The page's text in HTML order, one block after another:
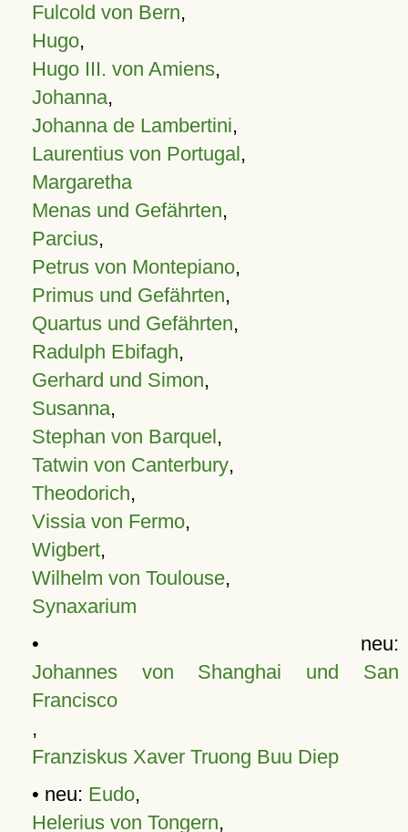
Fulcold von Bern,
Hugo,
Hugo III. von Amiens,
Johanna,
Johanna de Lambertini,
Laurentius von Portugal,
Margaretha
Menas und Gefährten,
Parcius,
Petrus von Montepiano,
Primus und Gefährten,
Quartus und Gefährten,
Radulph Ebifagh,
Gerhard und Simon,
Susanna,
Stephan von Barquel,
Tatwin von Canterbury,
Theodorich,
Vissia von Fermo,
Wigbert,
Wilhelm von Toulouse,
Synaxarium
• neu:
Johannes von Shanghai und San
Francisco
,
Franziskus Xaver Truong Buu Diep
• neu: Eudo,
Helerius von Tongern,